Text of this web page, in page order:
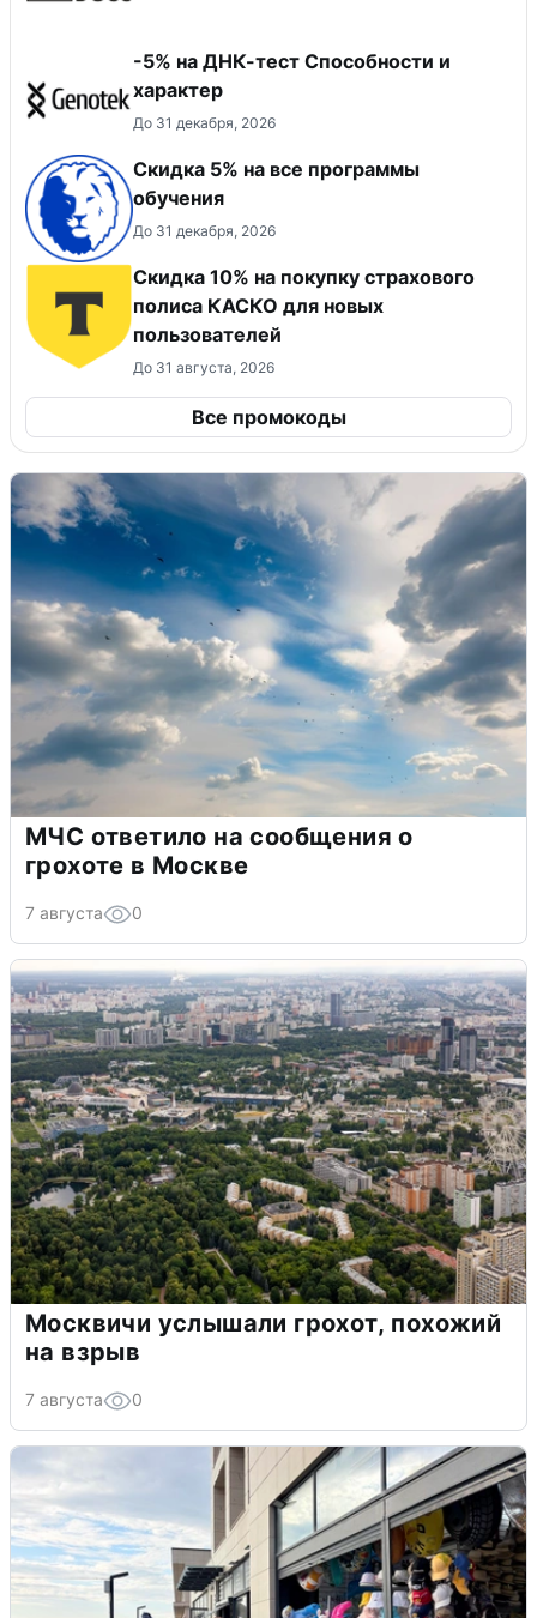
-5% на ДНК-тест Способности и
характер
До 31 декабря, 2026
Скидка 5% на все программы
обучения
До 31 декабря, 2026
Скидка 10% на покупку страхового
полиса КАСКО для новых
пользователей
До 31 августа, 2026
Все промокоды
МЧС ответило на сообщения о
грохоте в Москве
7 августа 0
Москвичи услышали грохот, похожий
на взрыв
7 августа 0